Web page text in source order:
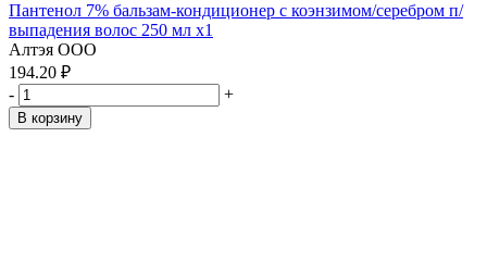
Пантенол 7% бальзам-кондиционер с коэнзимом/серебром п/
выпадения волос 250 мл x1
Алтэя ООО
194.20 ₽
-
+
В корзину